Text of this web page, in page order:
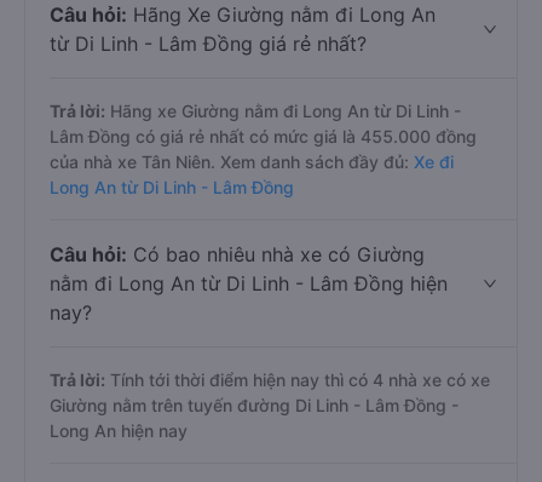
Câu hỏi: Hãng Xe Giường nằm đi Long An
từ Di Linh - Lâm Đồng giá rẻ nhất?
Trả lời: Hãng xe Giường nằm đi Long An từ Di Linh -
Lâm Đồng có giá rẻ nhất có mức giá là 455.000 đồng
của nhà xe Tân Niên. Xem danh sách đầy đủ: Xe đi
Long An từ Di Linh - Lâm Đồng
Câu hỏi: Có bao nhiêu nhà xe có Giường
nằm đi Long An từ Di Linh - Lâm Đồng hiện
nay?
Trả lời: Tính tới thời điểm hiện nay thì có 4 nhà xe có xe
Giường nằm trên tuyến đường Di Linh - Lâm Đồng -
Long An hiện nay